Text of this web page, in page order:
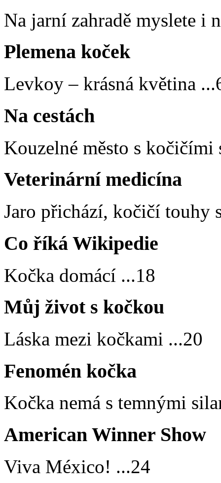
Na jarní zahradě myslete i
Plemena koček
Levkoy – krásná květina ...
Na cestách
Kouzelné město s
Veterinární medicína
Jaro přichází, kočičí touhy
Co říká Wikipedie
Kočka domácí ...18
Můj život s kočkou
Láska mezi kočkami ...20
Fenomén kočka
Kočka nemá s temnými
American Winner Show
Viva México! ...24